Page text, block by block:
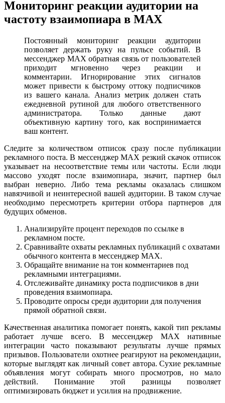
Мониторинг реакции аудитории на
частоту взаимопиара в MAX
Постоянный мониторинг реакции аудитории
позволяет держать руку на пульсе событий. В
мессенджер MAX обратная связь от пользователей
приходит мгновенно через реакции и
комментарии. Игнорирование этих сигналов
может привести к быстрому оттоку подписчиков
из вашего канала. Анализ метрик должен стать
ежедневной рутиной для любого ответственного
администратора. Только данные дают
объективную картину того, как воспринимается
ваш контент.
Следите за количеством отписок сразу после публикации
рекламного поста. В мессенджер MAX резкий скачок отписок
указывает на несоответствие темы или частоты. Если люди
массово уходят после взаимопиара, значит, партнер был
выбран неверно. Либо тема рекламы оказалась слишком
навязчивой и неинтересной вашей аудитории. В таком случае
необходимо пересмотреть критерии отбора партнеров для
будущих обменов.
Анализируйте процент переходов по ссылке в
рекламном посте.
Сравнивайте охваты рекламных публикаций с охватами
обычного контента в мессенджер MAX.
Обращайте внимание на тон комментариев под
рекламными интеграциями.
Отслеживайте динамику роста подписчиков в дни
проведения взаимопиара.
Проводите опросы среди аудитории для получения
прямой обратной связи.
Качественная аналитика помогает понять, какой тип рекламы
работает лучше всего. В мессенджер MAX нативные
интеграции часто показывают результаты лучше прямых
призывов. Пользователи охотнее реагируют на рекомендации,
которые выглядят как личный совет автора. Сухие рекламные
объявления могут собирать много просмотров, но мало
действий. Понимание этой разницы позволяет
оптимизировать бюджет и усилия на продвижение.